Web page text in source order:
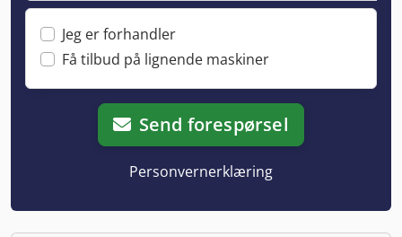
Jeg er forhandler
Få tilbud på lignende maskiner
Send forespørsel
Personvernerklæring